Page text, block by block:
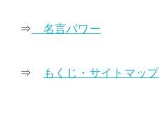
⇒ 名言パワー
⇒ もくじ・サイトマップ